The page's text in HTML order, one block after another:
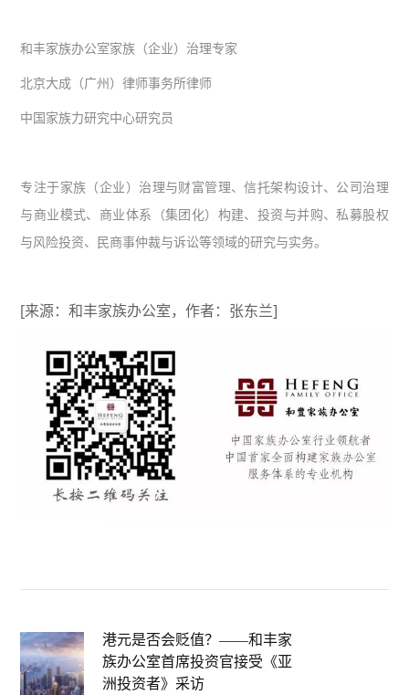
和丰家族办公室家族（企业）治理专家
北京大成（广州）律师事务所律师
中国家族力研究中心研究员
专注于家族（企业）治理与财富管理、信托架构设计、公司治理
与商业模式、商业体系（集团化）构建、投资与并购、私募股权
与风险投资、民商事仲裁与诉讼等领域的研究与实务。
[来源：和丰家族办公室，作者：张东兰]
港元是否会贬值？——和丰家
族办公室首席投资官接受《亚
洲投资者》采访